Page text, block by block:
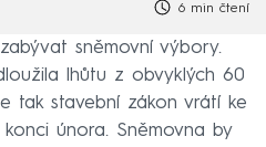
6 min čtení
sněmovní výbory.
lhůtu z obvyklých 60
tak stavební zákon vrátí ke
února. Sněmovna by